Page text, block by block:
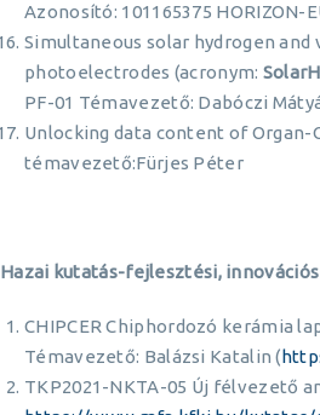
Azonosító: 101165375 HORIZON-
Simultaneous solar hydrogen
photoelectrodes (acronym:
PF-01 Témavezető: Dabóczi
Unlocking data content of Organ-
témavezető:Fürjes Péter
Hazai kutatás-fejlesztési, innovációs
CHIPCER Chiphordozó kerámia
Témavezető: Balázsi Katalin (
TKP2021-NKTA-05 Új félvezető